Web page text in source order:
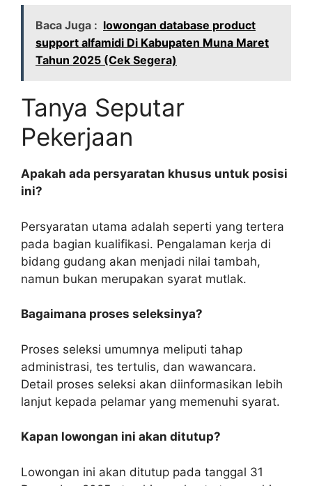
Baca Juga : lowongan database product
support alfamidi Di Kabupaten Muna Maret
Tahun 2025 (Cek Segera)
Tanya Seputar
Pekerjaan
Apakah ada persyaratan khusus untuk posisi
ini?
Persyaratan utama adalah seperti yang tertera
pada bagian kualifikasi. Pengalaman kerja di
bidang gudang akan menjadi nilai tambah,
namun bukan merupakan syarat mutlak.
Bagaimana proses seleksinya?
Proses seleksi umumnya meliputi tahap
administrasi, tes tertulis, dan wawancara.
Detail proses seleksi akan diinformasikan lebih
lanjut kepada pelamar yang memenuhi syarat.
Kapan lowongan ini akan ditutup?
Lowongan ini akan ditutup pada tanggal 31